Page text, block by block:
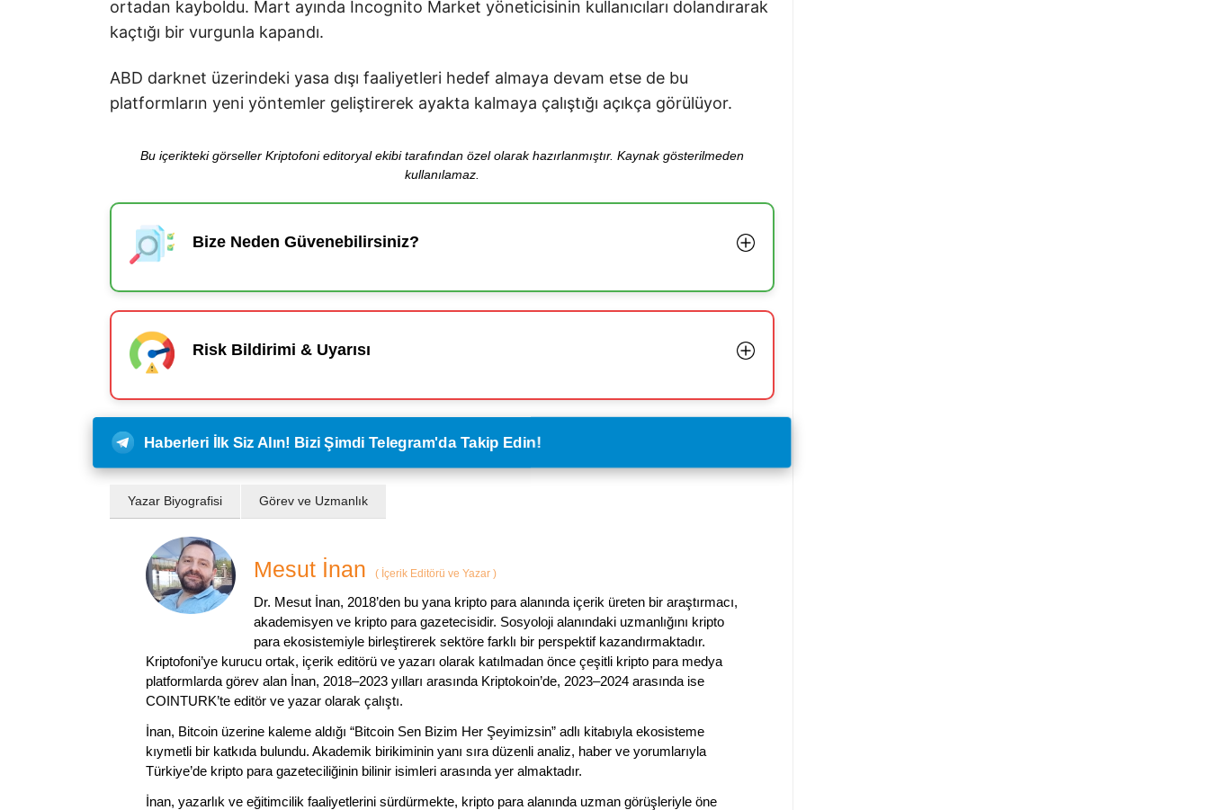
ortadan kayboldu. Mart ayında Incognito Market yöneticisinin kullanıcıları dolandırarak
kaçtığı bir vurgunla kapandı.
ABD darknet üzerindeki yasa dışı faaliyetleri hedef almaya devam etse de bu
platformların yeni yöntemler geliştirerek ayakta kalmaya çalıştığı açıkça görülüyor.
Bu içerikteki görseller Kriptofoni editoryal ekibi tarafından özel olarak hazırlanmıştır. Kaynak gösterilmeden
kullanılamaz.
Bize Neden Güvenebilirsiniz?
Risk Bildirimi & Uyarısı
Haberleri İlk Siz Alın! Bizi Şimdi Telegram'da Takip Edin!
Yazar Biyografisi Görev ve Uzmanlık
Mesut İnan ( İçerik Editörü ve Yazar )
Dr. Mesut İnan, 2018’den bu yana kripto para alanında içerik üreten bir araştırmacı,
akademisyen ve kripto para gazetecisidir. Sosyoloji alanındaki uzmanlığını kripto
para ekosistemiyle birleştirerek sektöre farklı bir perspektif kazandırmaktadır.
Kriptofoni’ye kurucu ortak, içerik editörü ve yazarı olarak katılmadan önce çeşitli kripto para medya
platformlarda görev alan İnan, 2018–2023 yılları arasında Kriptokoin’de, 2023–2024 arasında ise
COINTURK’te editör ve yazar olarak çalıştı.
İnan, Bitcoin üzerine kaleme aldığı “Bitcoin Sen Bizim Her Şeyimizsin” adlı kitabıyla ekosisteme
kıymetli bir katkıda bulundu. Akademik birikiminin yanı sıra düzenli analiz, haber ve yorumlarıyla
Türkiye’de kripto para gazeteciliğinin bilinir isimleri arasında yer almaktadır.
İnan, yazarlık ve eğitimcilik faaliyetlerini sürdürmekte, kripto para alanında uzman görüşleriyle öne